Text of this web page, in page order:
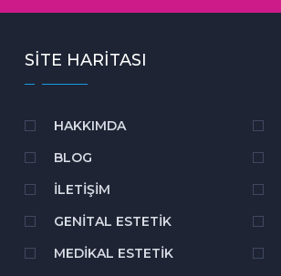
SITE HARITASI
HAKKIMDA
BLOG
İLETIŞIM
GENITAL ESTETIK
MEDIKAL ESTETIK